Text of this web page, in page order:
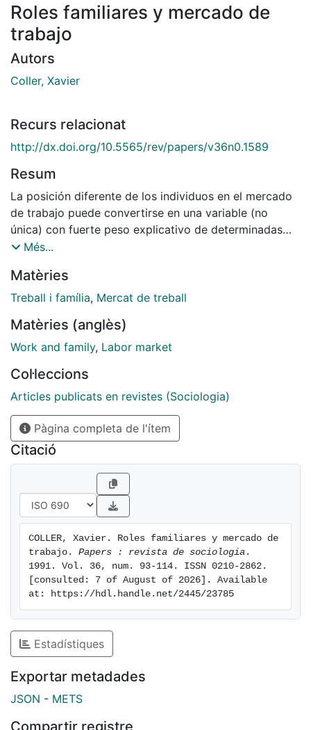
Roles familiares y mercado de
trabajo
Autors
Coller, Xavier
Recurs relacionat
http://dx.doi.org/10.5565/rev/papers/v36n0.1589
Resum
La posición diferente de los individuos en el mercado
de trabajo puede convertirse en una variable (no
única) con fuerte peso explicativo de determinadas
prácticas familiares que se analizan en este artículo.
de sexo pueden explicarse por la desigual situación de
hombres y mujeres en la esfera laboral; unas
diferenciados que, a su vez, determinan unas prácticas
sociales que nos permitirán distinguir (en un plano
segregacionista, la rupturista-modernizadora y la
mixta.
Més...
Matèries
Treball i família, Mercat de treball
Matèries (anglès)
Work and family, Labor market
Col·leccions
Articles publicats en revistes (Sociologia)
Pàgina completa de l'ítem
Citació
COLLER, Xavier. Roles familiares y mercado de
trabajo. Papers : revista de sociologia .
1991. Vol. 36, num. 93-114. ISSN 0210-2862.
[consulted: 7 of August of 2026]. Available
at: https://hdl.handle.net/2445/23785
Estadístiques
Exportar metadades
JSON - METS